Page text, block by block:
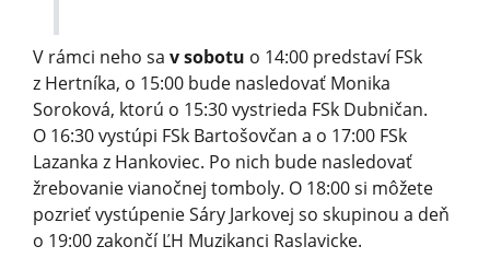
V rámci neho sa v sobotu o 14:00 predstaví FSk
z Hertníka, o 15:00 bude nasledovať Monika
Soroková, ktorú o 15:30 vystrieda FSk Dubničan.
O 16:30 vystúpi FSk Bartošovčan a o 17:00 FSk
Lazanka z Hankoviec. Po nich bude nasledovať
žrebovanie vianočnej tomboly. O 18:00 si môžete
pozrieť vystúpenie Sáry Jarkovej so skupinou a deň
o 19:00 zakončí ĽH Muzikanci Raslavicke.